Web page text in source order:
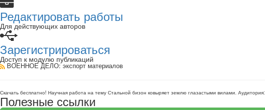
Редактировать работы
Для действующих авторов
Зарегистрироваться
Доступ к модулю публикаций
ВОЕННОЕ ДЕЛО: экспорт материалов
Скачать бесплатно! Научная работа на тему Стальной бизон ковыряет землю глазастыми вилами. Аудитория:
Полезные ссылки